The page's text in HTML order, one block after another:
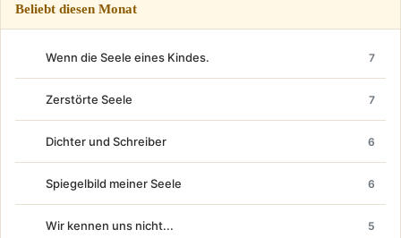
Beliebt diesen Monat
Wenn die Seele eines Kindes. 7
Zerstörte Seele 7
Dichter und Schreiber 6
Spiegelbild meiner Seele 6
Wir kennen uns nicht... 5